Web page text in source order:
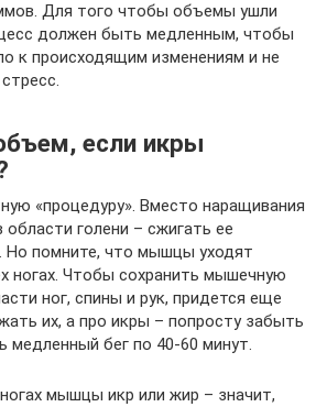
Для того чтобы объемы ушли
должен быть медленным, чтобы
к происходящим изменениям и не
если икры
«процедуру». Вместо наращивания
голени – сжигать ее
Но помните, что мышцы уходят
ногах. Чтобы сохранить мышечную
ног, спины и рук, придется еще
их, а про икры – попросту забыть
медленный бег по 40-60 минут.
мышцы икр или жир – значит,